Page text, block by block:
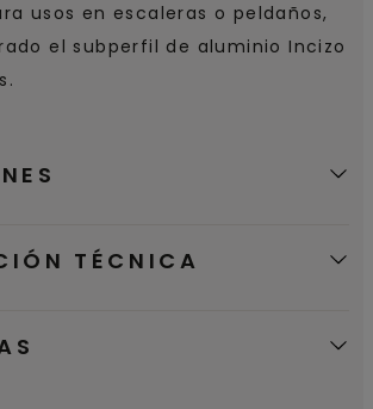
usos en escaleras o peldaños,
el subperfil de aluminio Incizo
TÉCNICA